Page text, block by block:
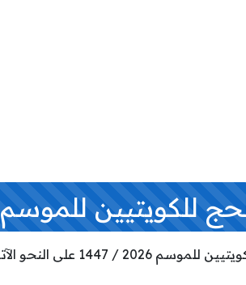
للموسم 2026 / 1447
على النحو الآتي: